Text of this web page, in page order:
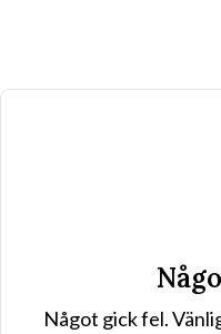
Något gick fel.